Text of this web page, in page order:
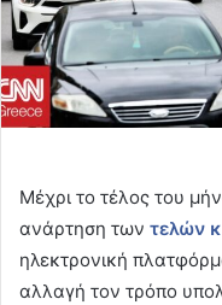
Μέχρι το τέλος του
ανάρτηση των τελών
ηλεκτρονική
αλλαγή τον τρόπο